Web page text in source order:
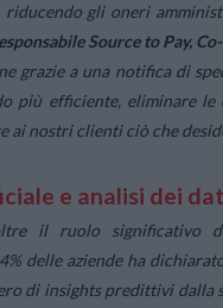
riducendo gli oneri
Source to Pay,
grazie a una notifica di
più efficiente, eliminare le
ai nostri clienti ciò che
e analisi dei
il ruolo significativo
delle aziende ha
di insights predittivi